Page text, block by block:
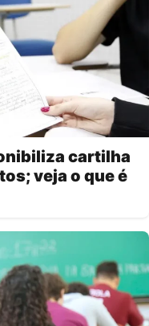
cartilha
veja o que é